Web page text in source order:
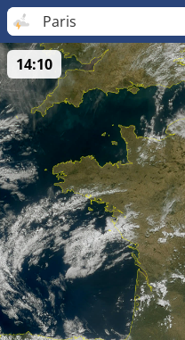
Paris
14:10